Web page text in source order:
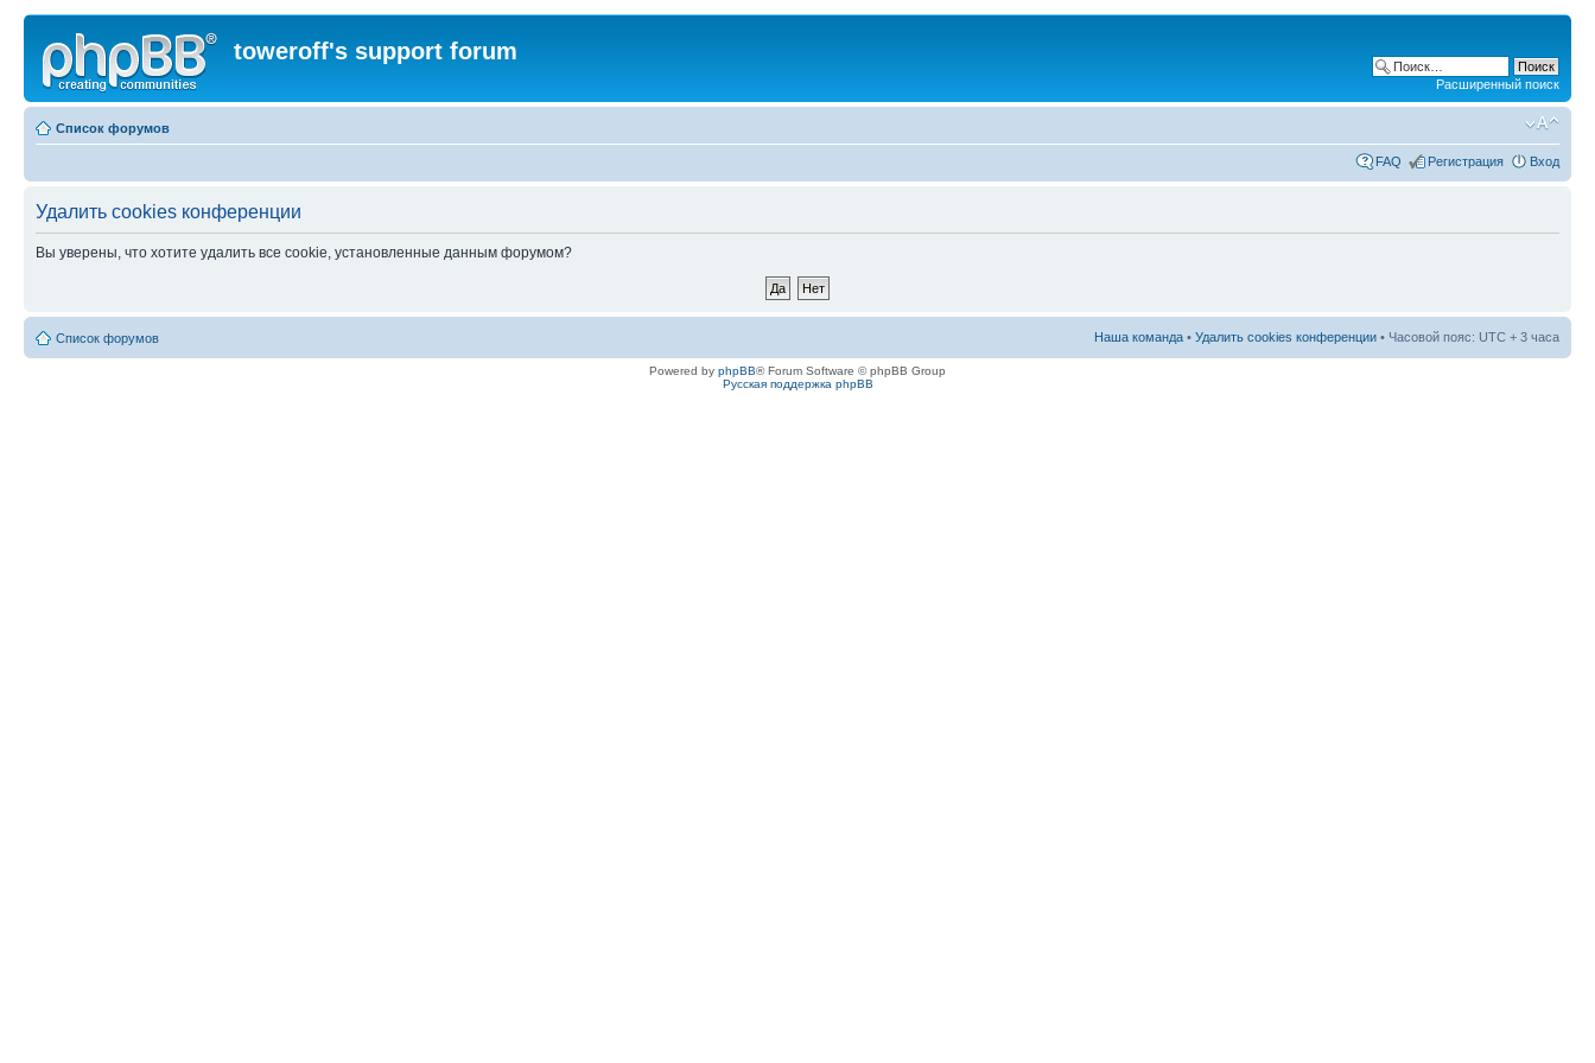
toweroff's support forum
Расширенный поиск
Список форумов
FAQ Регистрация Вход
Удалить cookies конференции
Вы уверены, что хотите удалить все cookie, установленные данным форумом?
Список форумов Наша команда • Удалить cookies конференции • Часовой пояс: UTC + 3 часа
Powered by phpBB® Forum Software © phpBB Group
Русская поддержка phpBB